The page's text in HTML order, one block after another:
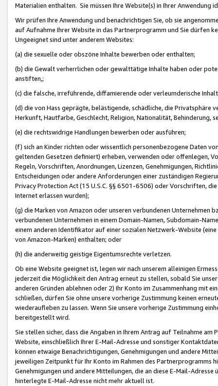
Materialien enthalten. Sie müssen Ihre Website(s) in Ihrer Anwendung
Wir prüfen Ihre Anwendung und benachrichtigen Sie, ob sie
auf Aufnahme Ihrer Website in das Partnerprogramm und Sie dürfen
Ungeeignet sind unter anderem Websites:
(a) die sexuelle oder obszöne Inhalte bewerben oder enthalten;
(b) die Gewalt verherrlichen oder gewalttätige Inhalte haben oder
anstiften,;
(c) die falsche, irreführende, diffamierende oder verleumderische
(d) die von Hass geprägte, belästigende, schädliche, die Privatsphäre
Herkunft, Hautfarbe, Geschlecht, Religion, Nationalität, Behinderung,
(e) die rechtswidrige Handlungen bewerben oder ausführen;
(f) sich an Kinder richten oder wissentlich personenbezogene Daten
geltenden Gesetzen definiert) erheben, verwenden oder offenlegen,
Regeln, Vorschriften, Anordnungen, Lizenzen, Genehmigungen,
Entscheidungen oder andere Anforderungen einer zuständigen
Privacy Protection Act (15 U.S.C. §§ 6501-6506) oder Vorschriften,
Internet erlassen wurden);
(g) die Marken von Amazon oder unseren verbundenen Unternehmen
verbundenen Unternehmen in einem Domain-Namen, Subdomain-
einem anderen Identifikator auf einer sozialen Netzwerk-Website
von Amazon-Marken) enthalten; oder
(h) die anderweitig geistige Eigentumsrechte verletzen.
Ob eine Website geeignet ist, legen wir nach unserem alleinigen
jederzeit die Möglichkeit den Antrag erneut zu stellen, sobald Sie
anderen Gründen ablehnen oder 2) Ihr Konto im Zusammenhang mit
schließen, dürfen Sie ohne unsere vorherige Zustimmung keinen
wiederaufleben zu lassen. Wenn Sie unsere vorherige Zustimmung
bereitgestellt wird.
Sie stellen sicher, dass die Angaben in Ihrem Antrag auf Teilnahme
Website, einschließlich Ihrer E-Mail-Adresse und sonstiger
können etwaige Benachrichtigungen, Genehmigungen und andere
jeweiligen Zeitpunkt für Ihr Konto im Rahmen des Partnerprogramms
Genehmigungen und andere Mitteilungen, die an diese E-Mail-
hinterlegte E-Mail-Adresse nicht mehr aktuell ist.